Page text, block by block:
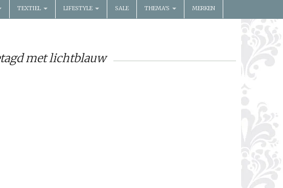
TEXTIEL LIFESTYLE SALE THEMA'S MERKEN
met lichtblauw